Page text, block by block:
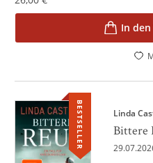
In
BESTSELLER Linda
Bittere